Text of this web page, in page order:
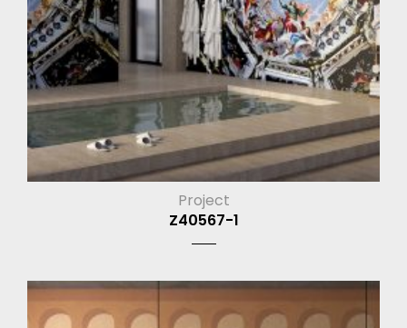
Project
Z40567-1